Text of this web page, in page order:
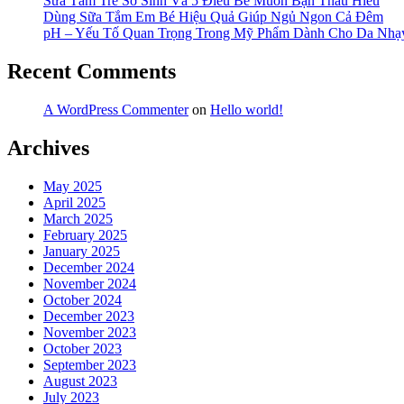
Dùng Sữa Tắm Em Bé Hiệu Quả Giúp Ngủ Ngon Cả Đêm
pH – Yếu Tố Quan Trọng Trong Mỹ Phẩm Dành Cho Da
Recent Comments
A WordPress Commenteron Hello world!
Archives
May 2025
April 2025
March 2025
February 2025
January 2025
December 2024
November 2024
October 2024
December 2023
November 2023
October 2023
September 2023
August 2023
July 2023